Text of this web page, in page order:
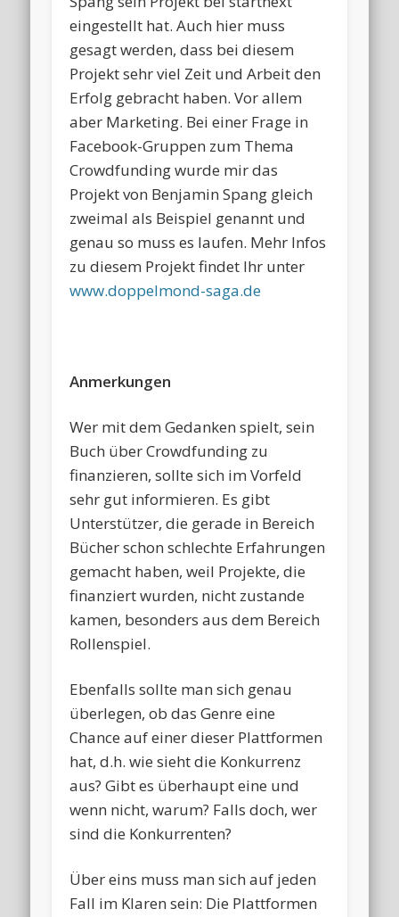
eingestellt hat. Auch hier muss
gesagt werden, dass bei diesem
Projekt sehr viel Zeit und Arbeit den
Erfolg gebracht haben. Vor allem
aber Marketing. Bei einer Frage in
Facebook-Gruppen zum Thema
Crowdfunding wurde mir das
Projekt von Benjamin Spang gleich
zweimal als Beispiel genannt und
genau so muss es laufen. Mehr Infos
zu diesem Projekt findet Ihr unter
www.doppelmond-saga.de
Anmerkungen
Wer mit dem Gedanken spielt, sein
Buch über Crowdfunding zu
finanzieren, sollte sich im Vorfeld
sehr gut informieren. Es gibt
Unterstützer, die gerade in Bereich
Bücher schon schlechte Erfahrungen
gemacht haben, weil Projekte, die
finanziert wurden, nicht zustande
kamen, besonders aus dem Bereich
Rollenspiel.
Ebenfalls sollte man sich genau
überlegen, ob das Genre eine
Chance auf einer dieser Plattformen
hat, d.h. wie sieht die Konkurrenz
aus? Gibt es überhaupt eine und
wenn nicht, warum? Falls doch, wer
sind die Konkurrenten?
Über eins muss man sich auf jeden
Fall im Klaren sein: Die Plattformen